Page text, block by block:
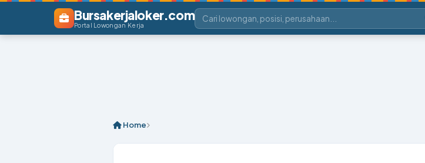
Bursakerjaloker.com
Portal Lowongan Kerja
Home